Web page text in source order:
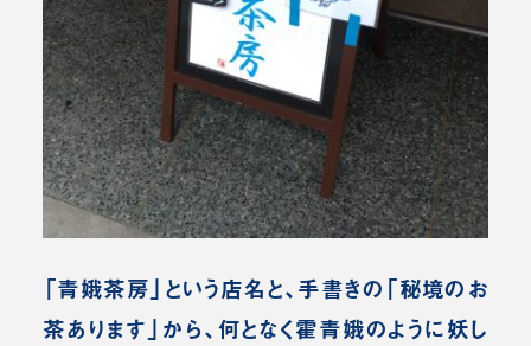
「青娥茶房」という店名と、手書きの「秘境のお
茶あります」から、何となく霍青娥のように妖し